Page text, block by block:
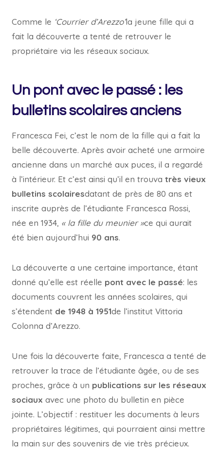
Comme le ‘Courrier d’Arezzo’la jeune fille qui a
fait la découverte a tenté de retrouver le
propriétaire via les réseaux sociaux.
Un pont avec le passé : les
bulletins scolaires anciens
Francesca Fei, c’est le nom de la fille qui a fait la
belle découverte. Après avoir acheté une armoire
ancienne dans un marché aux puces, il a regardé
à l’intérieur. Et c’est ainsi qu’il en trouva très vieux
bulletins scolairesdatant de près de 80 ans et
inscrite auprès de l’étudiante Francesca Rossi,
née en 1934, « la fille du meunier »ce qui aurait
été bien aujourd’hui 90 ans.
La découverte a une certaine importance, étant
donné qu’elle est réelle pont avec le passé: les
documents couvrent les années scolaires, qui
s’étendent de 1948 à 1951de l’institut Vittoria
Colonna d’Arezzo.
Une fois la découverte faite, Francesca a tenté de
retrouver la trace de l’étudiante âgée, ou de ses
proches, grâce à un publications sur les réseaux
sociaux avec une photo du bulletin en pièce
jointe. L’objectif : restituer les documents à leurs
propriétaires légitimes, qui pourraient ainsi mettre
la main sur des souvenirs de vie très précieux.